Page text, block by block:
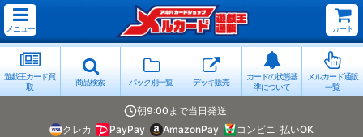
メニュー カート
遊戯王カード買
取
商品検索 パック別一覧 デッキ販売
カードの状態基
準について
メルカード通販
一覧
朝9:00まで当日発送
クレカ
PayPay AmazonPay コンビニ 払いOK